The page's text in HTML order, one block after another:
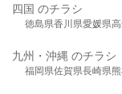
四国 のチラシ
徳島県香川県愛媛県
九州・沖縄 のチラシ
福岡県佐賀県長崎県